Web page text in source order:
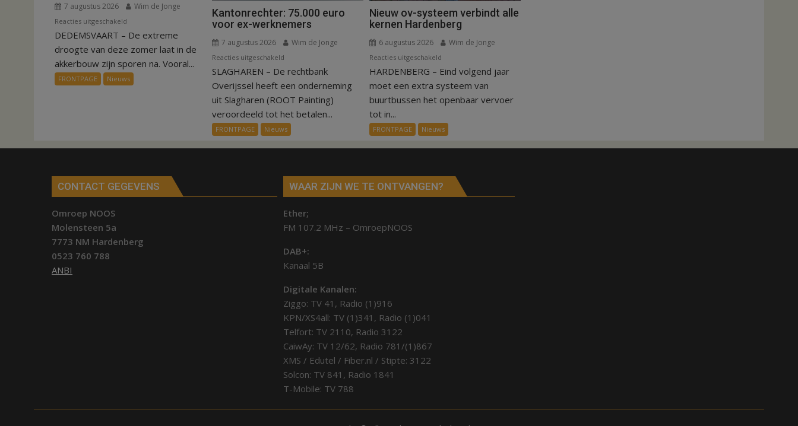
7 augustus 2026 Wim de Jonge
Reacties uitgeschakeld
VIDEO
Invloed
op
aardappeloogst
DEDEMSVAART – De extreme
droogte van deze zomer laat in de
akkerbouw zijn sporen na. Vooral...
FRONTPAGE Nieuws
Kantonrechter: 75.000 euro
voor ex-werknemers
7 augustus 2026 Wim de Jonge
Reacties uitgeschakeld
Kantonrechter:
75.000
euro
ex-
werknemers
SLAGHAREN – De rechtbank
Overijssel heeft een onderneming
uit Slagharen (ROOT Painting)
veroordeeld tot het betalen...
FRONTPAGE Nieuws
Nieuw ov-systeem verbindt alle
kernen Hardenberg
6 augustus 2026 Wim de Jonge
Reacties uitgeschakeld
Nieuw
ov-
systeem
verbindt
alle
kernen
Hardenberg
HARDENBERG – Eind volgend jaar
moet een extra systeem van
buurtbussen het openbaar vervoer
tot in...
FRONTPAGE Nieuws
CONTACT GEGEVENS
Omroep NOOS
Molensteen 5a
7773 NM Hardenberg
0523 760 788
ANBI
WAAR ZIJN WE TE ONTVANGEN?
Ether;
FM 107.2 MHz – OmroepNOOS
DAB+:
Kanaal 5B
Digitale Kanalen:
Ziggo: TV 41, Radio (1)916
KPN/XS4all: TV (1)341, Radio (1)041
Telfort: TV 2110, Radio 3122
CaiwAy: TV 12/62, Radio 781/(1)867
XMS / Edutel / Fiber.nl / Stipte: 3122
Solcon: TV 841, Radio 1841
T-Mobile: TV 788